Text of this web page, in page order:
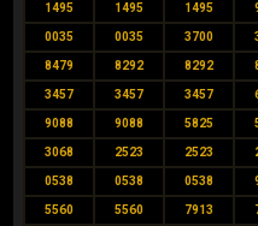
1495 1495 1495
0035 0035 3700
8479 8292 8292
3457 3457 3457
9088 9088 5825
3068 2523 2523
0538 0538 0538
5560 5560 7913